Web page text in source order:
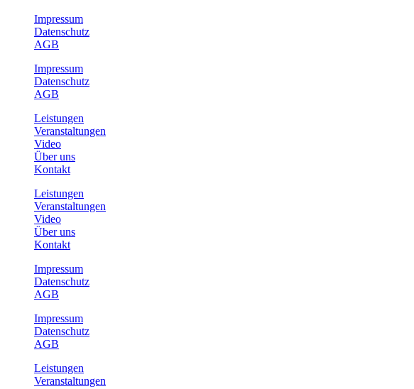
Impressum
Datenschutz
AGB
Impressum
Datenschutz
AGB
Leistungen
Veranstaltungen
Video
Über uns
Kontakt
Leistungen
Veranstaltungen
Video
Über uns
Kontakt
Impressum
Datenschutz
AGB
Impressum
Datenschutz
AGB
Leistungen
Veranstaltungen